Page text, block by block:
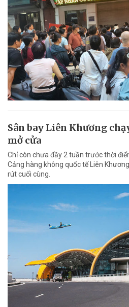
Sân bay Liên Khương
mở cửa
Chỉ còn chưa đầy 2 tuần trước thời
Cảng hàng không quốc tế Liên
rút cuối cùng.